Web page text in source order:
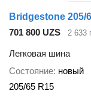
Bridgestone 205/
701 800 UZS
2 633
Легковая шина
Состояние новый
205/65 R15